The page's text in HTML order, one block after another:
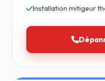
Installation mitigeur